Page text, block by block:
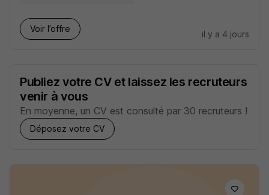
Voir l’offre
il y a 4 jours
Publiez votre CV et laissez les recruteurs
venir à vous
En moyenne, un CV est consulté par 30 recruteurs !
Déposez votre CV